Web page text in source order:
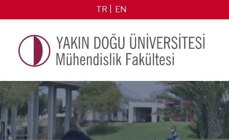
TR EN